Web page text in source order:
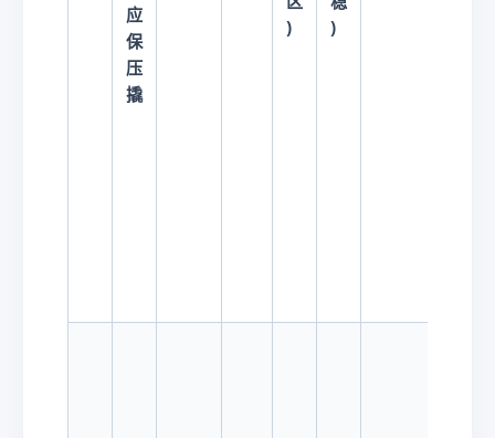
应
保
压
撬
)
)